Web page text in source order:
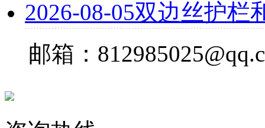
2026-08-05双边丝护栏
邮箱：